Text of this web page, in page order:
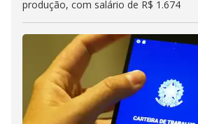
produção, com salário de R$ 1.674